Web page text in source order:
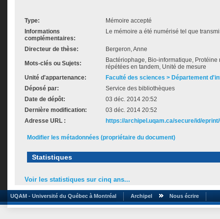
Type:
Mémoire accepté
Informations
complémentaires:
Le mémoire a été numérisé tel que
Directeur de thèse: Bergeron, Anne
Mots-clés ou Sujets:
Bactériophage, Bio-informatique,
répétées en tandem, Unité de mesure
Unité d'appartenance:
Faculté des sciences > Département
Déposé par:
Service des bibliothèques
Date de dépôt:
03 déc. 2014 20:52
Dernière modification:
03 déc. 2014 20:52
Adresse URL :
https://archipel.uqam.ca/secure/id/
Modifier les métadonnées (propriétaire du document)
Statistiques
Voir les statistiques sur cinq ans...
UQAM - Université du Québec à Montréal Archipel Nous écrire